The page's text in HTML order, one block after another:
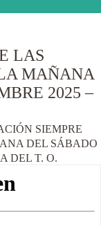
LAS
MAÑANA
2025 –
SIEMPRE
DEL SÁBADO
DEL T. O.